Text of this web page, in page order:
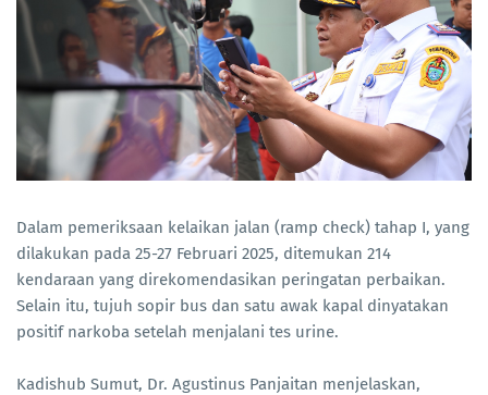
Dalam pemeriksaan kelaikan jalan (ramp check) tahap I, yang
dilakukan pada 25-27 Februari 2025, ditemukan 214
kendaraan yang direkomendasikan peringatan perbaikan.
Selain itu, tujuh sopir bus dan satu awak kapal dinyatakan
positif narkoba setelah menjalani tes urine.
Kadishub Sumut, Dr. Agustinus Panjaitan menjelaskan,